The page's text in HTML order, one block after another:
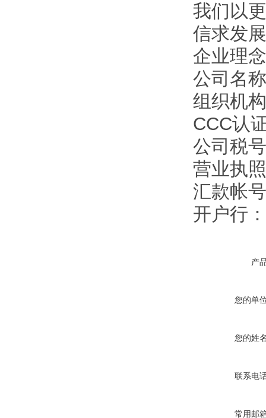
我们以
信求发
企业理
公司名
组织机
CCC认
公司税
营业执
汇款帐
开户行
产
您的单
您的姓
联系电
常用邮